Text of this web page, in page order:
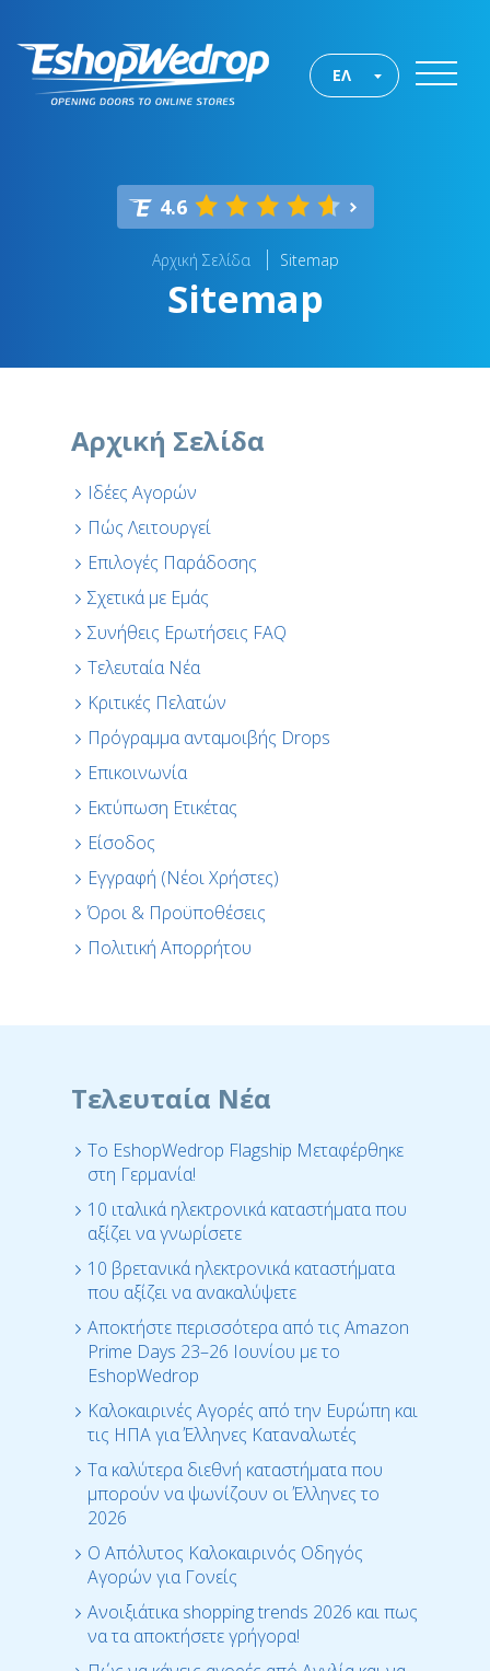
ΕΛ
4.6
Αρχική Σελίδα Sitemap
Sitemap
Αρχική Σελίδα
Ιδέες Αγορών
Πώς Λειτουργεί
Επιλογές Παράδοσης
Σχετικά με Εμάς
Συνήθεις Ερωτήσεις FAQ
Τελευταία Νέα
Κριτικές Πελατών
Πρόγραμμα ανταμοιβής Drops
Επικοινωνία
Εκτύπωση Ετικέτας
Είσοδος
Εγγραφή (Νέοι Χρήστες)
Όροι & Προϋποθέσεις
Πολιτική Απορρήτου
Τελευταία Νέα
Το EshopWedrop Flagship Μεταφέρθηκε
στη Γερμανία!
10 ιταλικά ηλεκτρονικά καταστήματα που
αξίζει να γνωρίσετε
10 βρετανικά ηλεκτρονικά καταστήματα
που αξίζει να ανακαλύψετε
Αποκτήστε περισσότερα από τις Amazon
Prime Days 23–26 Ιουνίου με τo
EshopWedrop
Καλοκαιρινές Αγορές από την Ευρώπη και
τις ΗΠΑ για Έλληνες Καταναλωτές
Τα καλύτερα διεθνή καταστήματα που
μπορούν να ψωνίζουν οι Έλληνες το
2026
Ο Απόλυτος Καλοκαιρινός Οδηγός
Αγορών για Γονείς
Ανοιξιάτικα shopping trends 2026 και πως
να τα αποκτήσετε γρήγορα!